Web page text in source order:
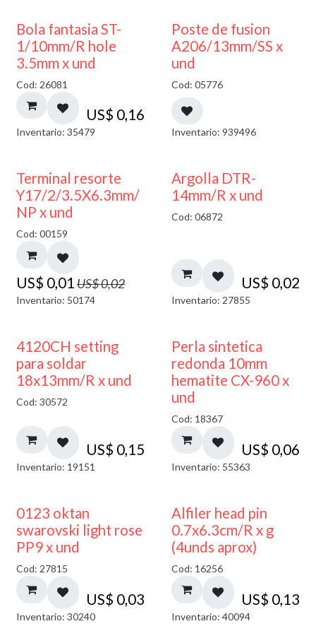
Bola fantasia ST-
1/10mm/R hole
3.5mm x und
Cod: 26081
US$ 0,16
Inventario: 35479
Poste de fusion
A206/13mm/SS x
und
Cod: 05776
Inventario: 939496
50% DESCUENTO
Terminal resorte
Y17/2/3.5X6.3mm/
NP x und
Cod: 00159
US$ 0,01 US$0,02
Inventario: 50174
Argolla DTR-
14mm/R x und
Cod: 06872
US$ 0,02
Inventario: 27855
4120CH setting
para soldar
18x13mm/R x und
Cod: 30572
US$ 0,15
Inventario: 19151
Perla sintetica
redonda 10mm
hematite CX-960 x
und
Cod: 18367
US$ 0,06
Inventario: 55363
0123 oktan
swarovski light rose
PP9 x und
Cod: 27815
US$ 0,03
Inventario: 30240
Alfiler head pin
0.7x6.3cm/R x g
(4unds aprox)
Cod: 16256
US$ 0,13
Inventario: 40094